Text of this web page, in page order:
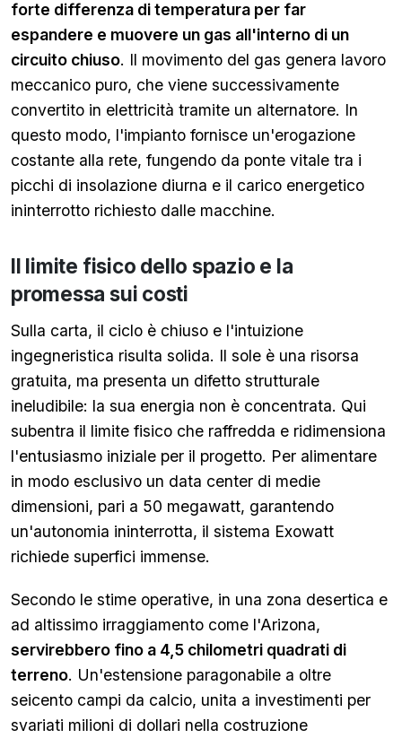
forte differenza di temperatura per far
espandere e muovere un gas all'interno di un
circuito chiuso. Il movimento del gas genera lavoro
meccanico puro, che viene successivamente
convertito in elettricità tramite un alternatore. In
questo modo, l'impianto fornisce un'erogazione
costante alla rete, fungendo da ponte vitale tra i
picchi di insolazione diurna e il carico energetico
ininterrotto richiesto dalle macchine.
Il limite fisico dello spazio e la
promessa sui costi
Sulla carta, il ciclo è chiuso e l'intuizione
ingegneristica risulta solida. Il sole è una risorsa
gratuita, ma presenta un difetto strutturale
ineludibile: la sua energia non è concentrata. Qui
subentra il limite fisico che raffredda e ridimensiona
l'entusiasmo iniziale per il progetto. Per alimentare
in modo esclusivo un data center di medie
dimensioni, pari a 50 megawatt, garantendo
un'autonomia ininterrotta, il sistema Exowatt
richiede superfici immense.
Secondo le stime operative, in una zona desertica e
ad altissimo irraggiamento come l'Arizona,
servirebbero fino a 4,5 chilometri quadrati di
terreno. Un'estensione paragonabile a oltre
seicento campi da calcio, unita a investimenti per
svariati milioni di dollari nella costruzione